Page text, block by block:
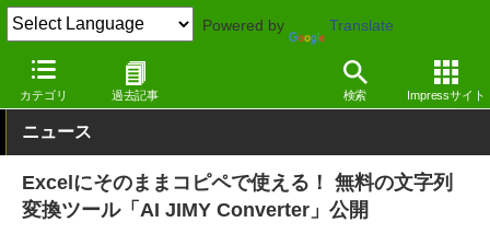
Powered by Translate
カテゴリ 過去記事 検索 Impressサイト
窓の杜 オフィス・ドキュメント Webサービス
ニュース
Excelにそのままコピペで使える！ 無料の文字列
変換ツール「AI JIMY Converter」公開